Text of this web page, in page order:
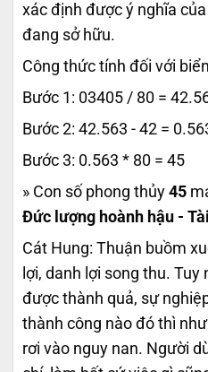
xác định được ý nghĩa
đang sở hữu.
Công thức tính đối với
Bước 1: 03405 / 80 =
Bước 2: 42.563 - 42 =
Bước 3: 0.563 * 80 = 45
» Con số phong thủy 45
Đức lượng hoành hậu -
Cát Hung: Thuận buồm
lợi, danh lợi song thu.
được thành quả, sự
thành công nào đó thì
rơi vào nguy nan. Người